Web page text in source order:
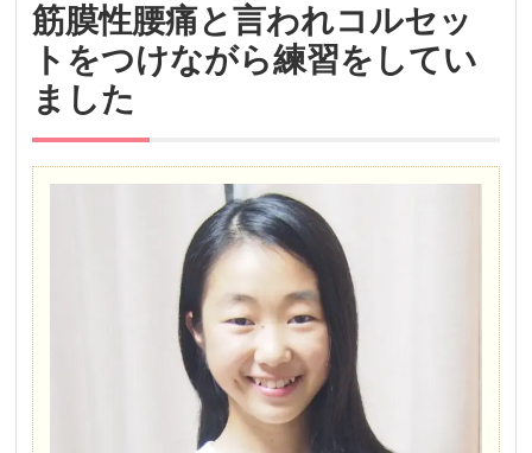
筋膜性腰痛と言われコルセッ
トをつけながら練習をしてい
ました